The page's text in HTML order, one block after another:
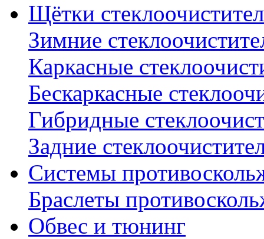
Щётки
Зимние
Каркасные
Бескаркасные
Гибридные
Задние
Системы
Браслеты
Обвес и тюнинг